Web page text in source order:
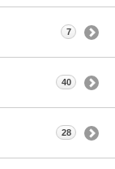
7
40
28